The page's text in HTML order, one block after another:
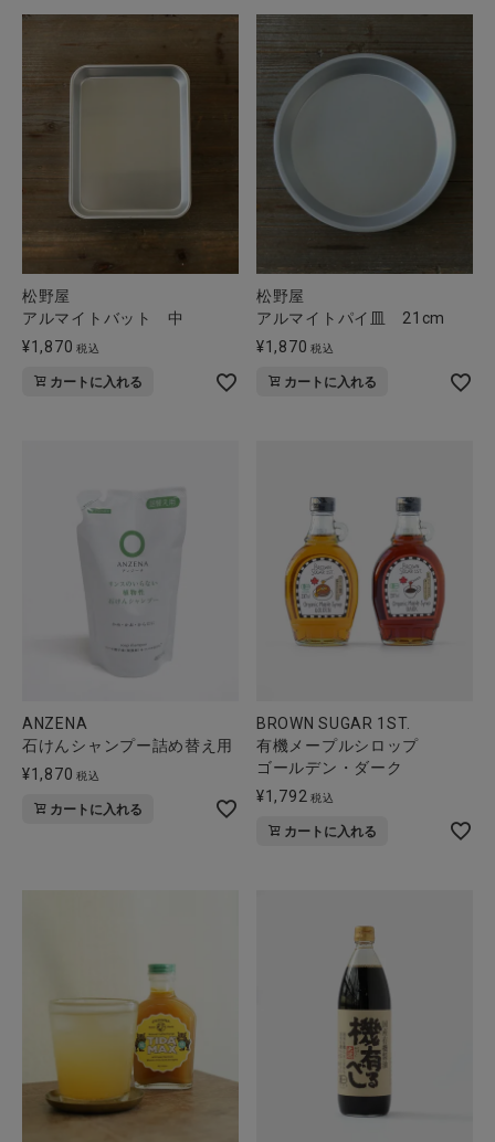
松野屋
アルマイトバット 中
¥1,870 税込
カートに入れる
松野屋
アルマイトパイ皿 21cm
¥1,870 税込
カートに入れる
ANZENA
石けんシャンプー詰め替え用
¥1,870 税込
カートに入れる
BROWN SUGAR 1ST.
有機メープルシロップ
ゴールデン・ダーク
¥1,792 税込
カートに入れる